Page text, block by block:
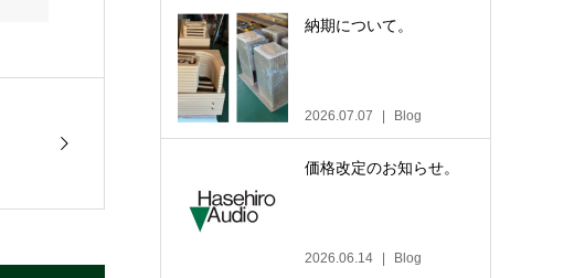
納期について。
2026.07.07 Blog
価格改定のお知らせ。
2026.06.14 Blog